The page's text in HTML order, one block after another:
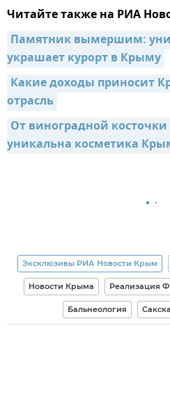
Читайте также на РИА
Памятник вымершим:
украшает курорт в Крыму
Какие доходы приносит
отрасль
От виноградной
уникальна косметика
Эксклюзивы РИА Новости Крым
Новости Крыма Реализация
Бальнеология